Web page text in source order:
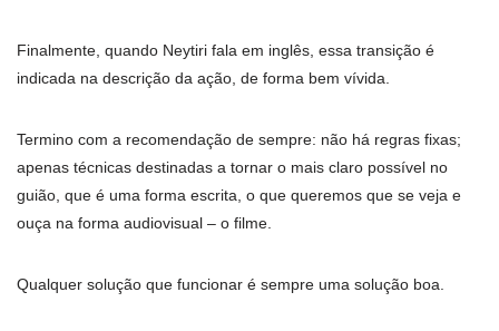
Finalmente, quando Neytiri fala em inglês, essa transição é
indicada na descrição da ação, de forma bem vívida.
Termino com a recomendação de sempre: não há regras fixas;
apenas técnicas destinadas a tornar o mais claro possível no
guião, que é uma forma escrita, o que queremos que se veja e
ouça na forma audiovisual – o filme.
Qualquer solução que funcionar é sempre uma solução boa.